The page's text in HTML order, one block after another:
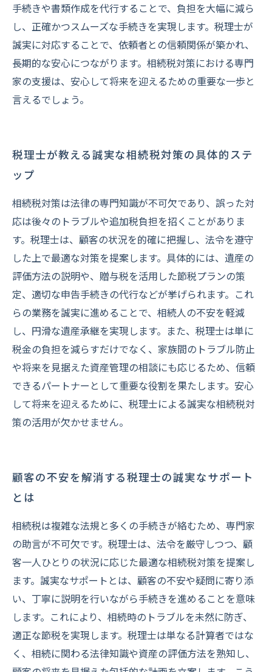
手続きや書類作成を代行することで、負担を大幅に減ら
し、正確かつスムーズな手続きを実現します。税理士が
誠実に対応することで、依頼者との信頼関係が築かれ、
長期的な安心につながります。相続税対策における専門
家の支援は、安心して将来を迎えるための重要な一歩と
言えるでしょう。
税理士が教える誠実な相続税対策の具体的ステ
ップ
相続税対策は法律の専門知識が不可欠であり、誤った対
応は後々のトラブルや追加税負担を招くことがありま
す。税理士は、顧客の状況を的確に把握し、法令を遵守
した上で最適な対策を提案します。具体的には、遺産の
評価方法の説明や、贈与税を活用した節税プランの策
定、適切な申告手続きの代行などが挙げられます。これ
らの業務を誠実に進めることで、相続人の不安を軽減
し、円滑な遺産承継を実現します。また、税理士は単に
税金の負担を減らすだけでなく、家族間のトラブル防止
や将来を見据えた資産管理の相談にも応じるため、信頼
できるパートナーとして重要な役割を果たします。安心
して将来を迎えるために、税理士による誠実な相続税対
策の活用が欠かせません。
顧客の不安を解消する税理士の誠実なサポート
とは
相続税は複雑な法規と多くの手続きが絡むため、専門家
の助言が不可欠です。税理士は、法令を厳守しつつ、顧
客一人ひとりの状況に応じた最適な相続税対策を提案し
ます。誠実なサポートとは、顧客の不安や疑問に寄り添
い、丁寧に説明を行いながら手続きを進めることを意味
します。これにより、相続時のトラブルを未然に防ぎ、
適正な節税を実現します。税理士は単なる計算者ではな
く、相続に関わる法律知識や資産の評価方法を熟知し、